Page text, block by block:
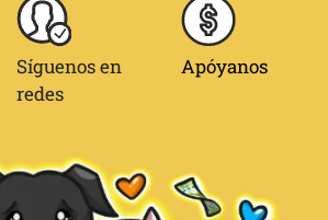
Síguenos en
redes
Apóyanos